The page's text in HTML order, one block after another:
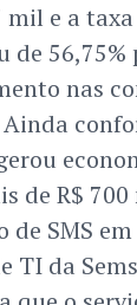
e a taxa
de 56,75%
nas
de R$
de SMS
TI da